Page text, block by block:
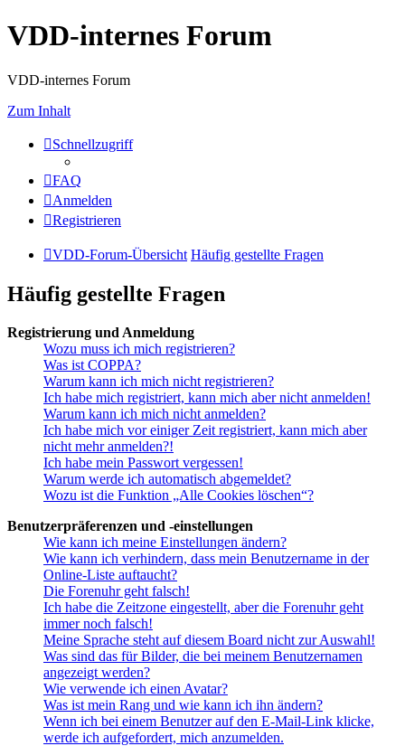
VDD-internes Forum
VDD-internes Forum
Zum Inhalt
Schnellzugriff
FAQ
Anmelden
Registrieren
VDD-Forum-Übersicht Häufig gestellte Fragen
Häufig gestellte Fragen
Registrierung und Anmeldung
Wozu muss ich mich registrieren?
Was ist COPPA?
Warum kann ich mich nicht registrieren?
Ich habe mich registriert, kann mich aber nicht anmelden!
Warum kann ich mich nicht anmelden?
Ich habe mich vor einiger Zeit registriert, kann mich aber
nicht mehr anmelden?!
Ich habe mein Passwort vergessen!
Warum werde ich automatisch abgemeldet?
Wozu ist die Funktion „Alle Cookies löschen“?
Benutzerpräferenzen und -einstellungen
Wie kann ich meine Einstellungen ändern?
Wie kann ich verhindern, dass mein Benutzername in der
Online-Liste auftaucht?
Die Forenuhr geht falsch!
Ich habe die Zeitzone eingestellt, aber die Forenuhr geht
immer noch falsch!
Meine Sprache steht auf diesem Board nicht zur Auswahl!
Was sind das für Bilder, die bei meinem Benutzernamen
angezeigt werden?
Wie verwende ich einen Avatar?
Was ist mein Rang und wie kann ich ihn ändern?
Wenn ich bei einem Benutzer auf den E-Mail-Link klicke,
werde ich aufgefordert, mich anzumelden.